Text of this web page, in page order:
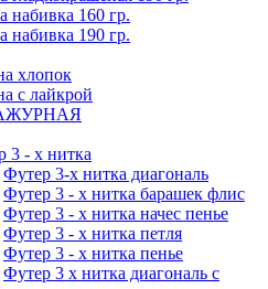
набивка 160 гр.
набивка 190 гр.
хлопок
с лайкрой
3 - х нитка
Футер 3-х нитка диагональ
Футер 3 - х нитка барашек флис
Футер 3 - х нитка начес пенье
Футер 3 - х нитка петля
Футер 3 - х нитка пенье
Футер 3 х нитка диагональ с